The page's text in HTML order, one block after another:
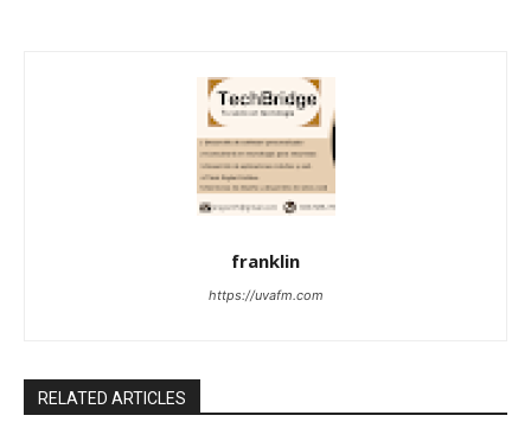
franklin
https://uvafm.com
RELATED ARTICLES